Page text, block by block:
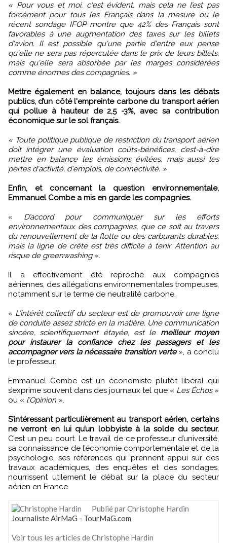
« Pour vous et moi, c'est évident, mais cela ne l’est pas
forcément pour tous les Français dans la mesure où le
récent sondage IFOP montre que 42% des Français sont
favorables à une augmentation des taxes sur les billets
d'avion. Il est possible qu'une partie d'entre eux pense
qu'elle ne sera pas répercutée dans le prix de leurs billets,
mais qu'elle sera absorbée par les marges considérées
comme énormes des compagnies. »
Mettre également en balance, toujours dans les débats
publics, d’un côté l'empreinte carbone du transport aérien
qui pollue à hauteur de 2,5 -3%, avec sa contribution
économique sur le sol français.
« Toute politique publique de restriction du transport aérien
doit intégrer une évaluation coûts-bénéfices, c’est-à-dire
mettre en balance les émissions évitées, mais aussi les
pertes d'activité, d'emplois, de connectivité. »
Enfin, et concernant la question environnementale,
Emmanuel Combe a mis en garde les compagnies.
« D’accord pour communiquer sur les efforts
environnementaux des compagnies, que ce soit au travers
du renouvellement de la flotte ou des carburants durables,
mais la ligne de crête est très difficile à tenir. Attention au
risque de greenwashing».
Il a effectivement été reproché aux compagnies
aériennes, des allégations environnementales trompeuses,
notamment sur le terme de neutralité carbone.
« L’intérêt collectif du secteur est de promouvoir une ligne
de conduite assez stricte en la matière. Une communication
sincère, scientifiquement étayée, est le meilleur moyen
pour instaurer la confiance chez les passagers et les
accompagner vers la nécessaire transition verte », a conclu
le professeur.
Emmanuel Combe est un économiste plutôt libéral qui
s’exprime souvent dans des journaux tel que « Les Échos»
ou « l’Opinion ».
S’intéressant particulièrement au transport aérien, certains
ne verront en lui qu’un lobbyiste à la solde du secteur.
C’est un peu court. Le travail de ce professeur d’université,
sa connaissance de l’économie comportementale et de la
psychologie, ses références qui prennent appui sur des
travaux académiques, des enquêtes et des sondages,
nourrissent utilement le débat sur la place du secteur
aérien en France.
Publié par Christophe Hardin
Journaliste AirMaG - TourMaG.com
Voir tous les articles de Christophe Hardin